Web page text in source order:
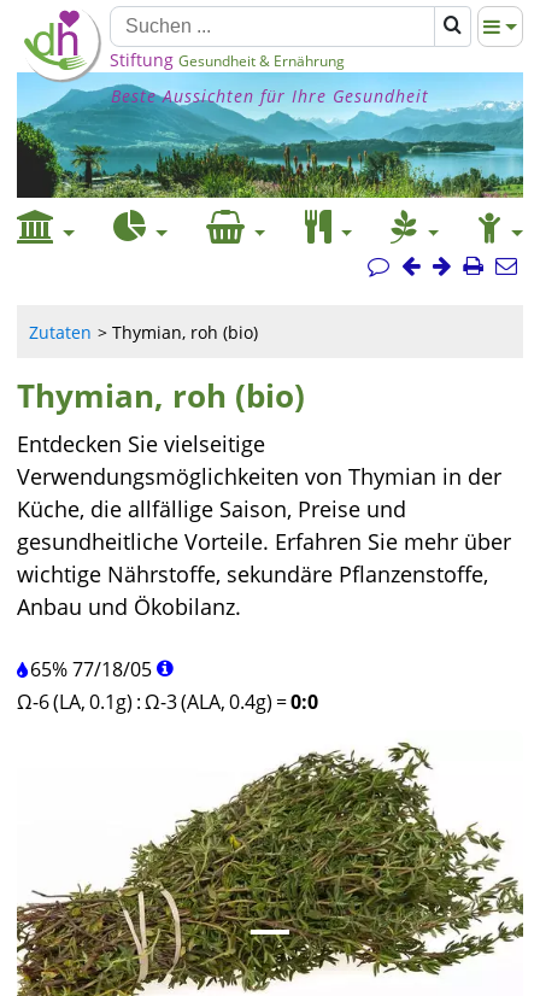
Stiftung Gesundheit & Ernährung
Beste Aussichten für Ihre Gesundheit
Zutaten Thymian, roh (bio)
Thymian, roh (bio)
Entdecken Sie vielseitige
Verwendungsmöglichkeiten von Thymian in der
Küche, die allfällige Saison, Preise und
gesundheitliche Vorteile. Erfahren Sie mehr über
wichtige Nährstoffe, sekundäre Pflanzenstoffe,
Anbau und Ökobilanz.
65%77/18/05
Ω-6 (LA, 0.1g) :Ω-3 (ALA, 0.4g) =0:0